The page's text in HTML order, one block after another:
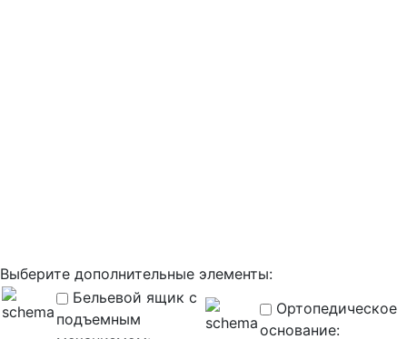
Выберите дополнительные элементы:
Бельевой ящик с
подъемным
Ортопедическое
основание: